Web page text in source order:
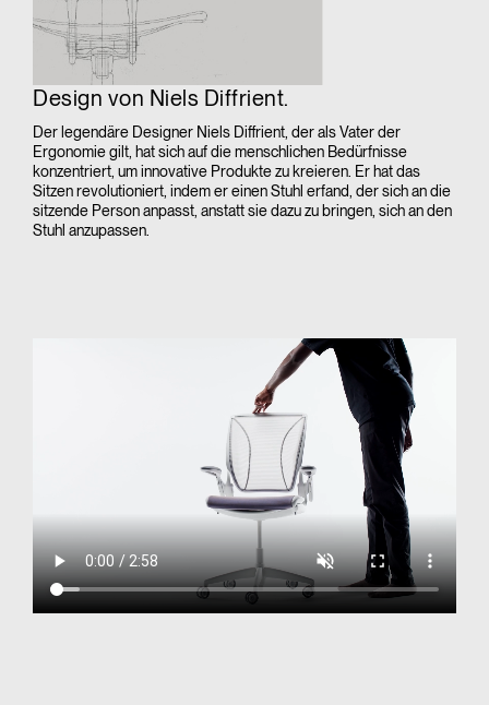
Design von Niels Diffrient.
Der legendäre Designer Niels Diffrient, der als Vater der
Ergonomie gilt, hat sich auf die menschlichen Bedürfnisse
konzentriert, um innovative Produkte zu kreieren. Er hat das
Sitzen revolutioniert, indem er einen Stuhl erfand, der sich an die
sitzende Person anpasst, anstatt sie dazu zu bringen, sich an den
Stuhl anzupassen.